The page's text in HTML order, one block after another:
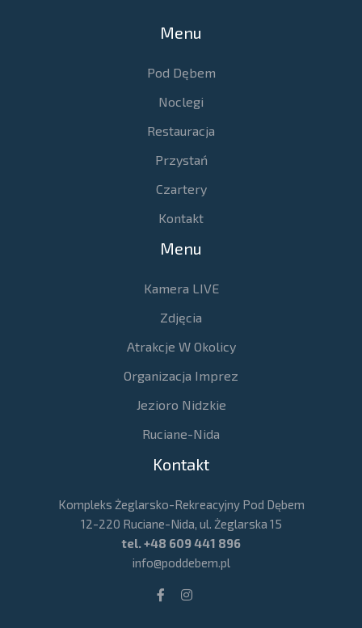
Menu
Pod Dębem
Noclegi
Restauracja
Przystań
Czartery
Kontakt
Menu
Kamera LIVE
Zdjęcia
Atrakcje W Okolicy
Organizacja Imprez
Jezioro Nidzkie
Ruciane-Nida
Kontakt
Kompleks Żeglarsko-Rekreacyjny Pod Dębem
12-220 Ruciane-Nida, ul. Żeglarska 15
tel.+48 609 441 896
info@poddebem.pl